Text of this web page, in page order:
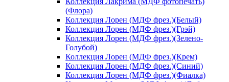
(Флора)
Коллекция Лорен (МДФ фрез.)(Белый)
Коллекция Лорен (МДФ фрез.)(Грэй)
Коллекция Лорен (МДФ фрез.)(Зелено-
Голубой)
Коллекция Лорен (МДФ фрез.)(Крем)
Коллекция Лорен (МДФ фрез.)(Синий)
Коллекция Лорен (МДФ фрез.)(Фиалка)